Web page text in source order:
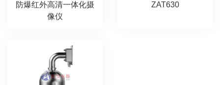
防爆红外高清一体化摄
像仪
ZAT630